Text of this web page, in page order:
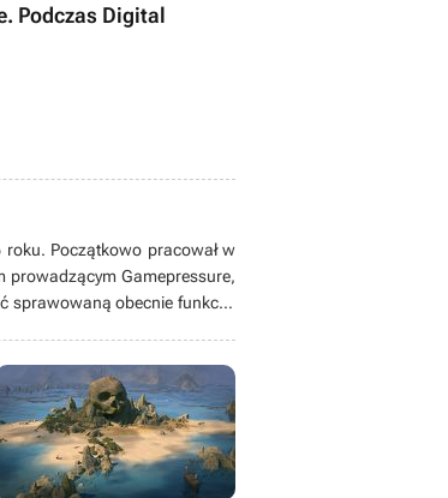
Podczas Digital
Początkowo pracował w
prowadzącym Gamepressure,
sprawowaną obecnie funkcję.
i RPG-i, w tym również
oraz grami trenuje tenisa i
Świątecznej Pomocy.